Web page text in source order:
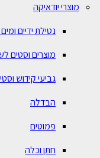
מוצרי יודאיקה
נטילת ידיים
מוצרים וסטים
גביעי קידוש
הבדלה
פמוטים
חתן וכלה